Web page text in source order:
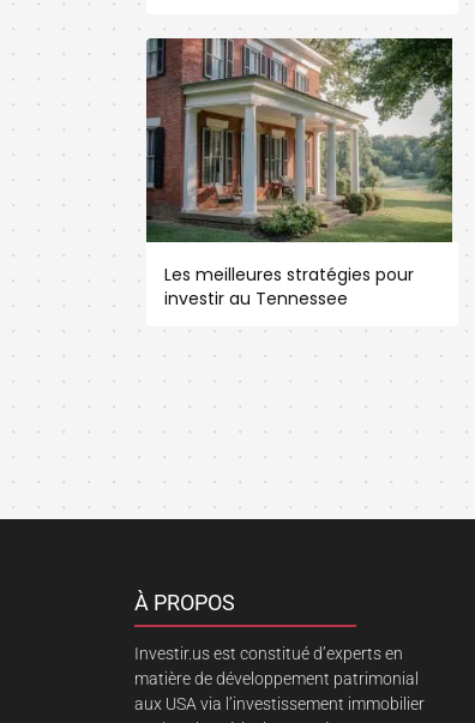
Les meilleures stratégies pour
investir au Tennessee
À PROPOS
Investir.us est constitué d’experts en
matière de développement patrimonial
aux USA via l’investissement immobilier